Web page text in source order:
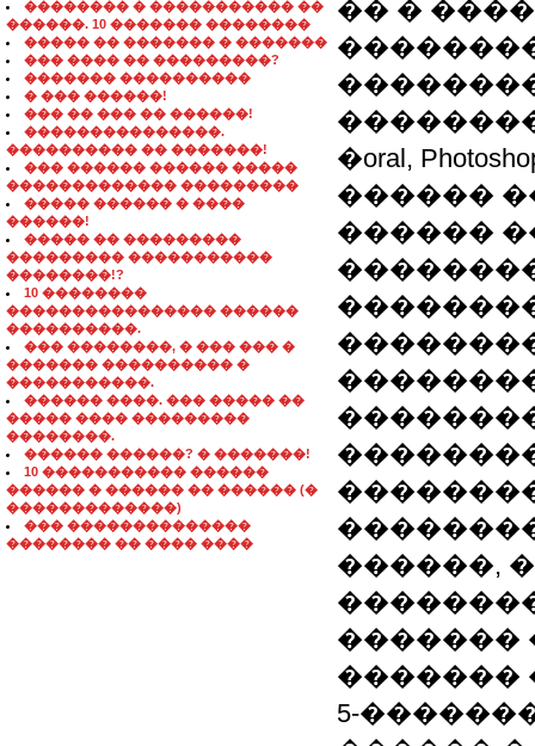
�������� � ����������� ��
������. 10 ������� ��������
����� �� ������� � �������
��� ���� �� ���������?
������� ����������
� ��� ������!
��� �� ��� �� ������!
���������������.
���������� �� �������!
��� ������ ������ �����
������������� ���������
����� ������ � ����
������!
����� �� ���������
��������� �����������
��������!?
10 ��������
���������������� ������
����������.
��� ��������, � ��� ��� �
������� ���������� �
�����������.
������ ����. ��� ����� ��
����� ���� ���������
��������.
������ ������? � �������!
10 ����������� ������
������ � ������ �� ������ (�
�������������)
��� ��������������
�������� �� ���� ����
�� �
�oral,
������
������
������,
�������
�������
5-